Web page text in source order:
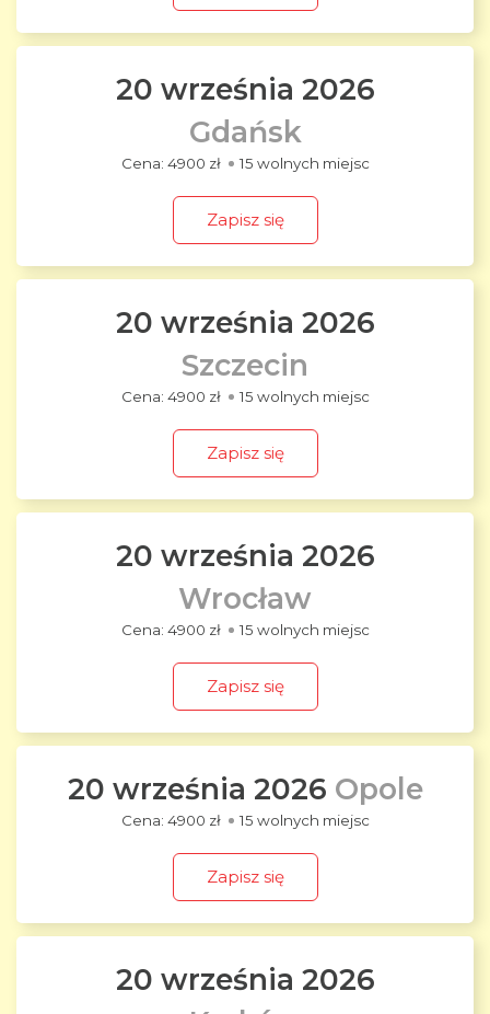
20 września 2026
Gdańsk
4900 zł 15 wolnych miejsc
Zapisz się
20 września 2026
Szczecin
4900 zł 15 wolnych miejsc
Zapisz się
20 września 2026
Wrocław
4900 zł 15 wolnych miejsc
Zapisz się
20 września 2026 Opole
4900 zł 15 wolnych miejsc
Zapisz się
20 września 2026